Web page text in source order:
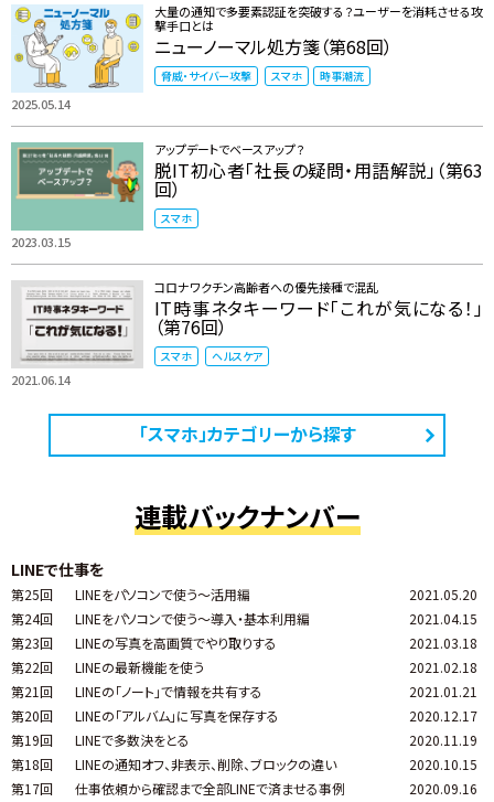
2025.05.14
大量の通知で多要素認証を突破する？ユーザーを消耗させる攻
撃手口とは
ニューノーマル処方箋（第68回）
脅威・サイバー攻撃 スマホ 時事潮流
2023.03.15
アップデートでベースアップ？
脱IT初心者「社長の疑問・用語解説」（第63
回）
スマホ
2021.06.14
コロナワクチン高齢者への優先接種で混乱
IT時事ネタキーワード「これが気になる！」
（第76回）
スマホ ヘルスケア
「スマホ」カテゴリーから探す
連載バックナンバー
LINEで仕事を
第25回 LINEをパソコンで使う～活用編
2021.05.20
第24回
LINEをパソコンで使う～導入・基本利用編
2021.04.15
第23回
LINEの写真を高画質でやり取りする
2021.03.18
第22回
LINEの最新機能を使う
2021.02.18
第21回
LINEの「ノート」で情報を共有する
2021.01.21
第20回
LINEの「アルバム」に写真を保存する
2020.12.17
第19回
LINEで多数決をとる
2020.11.19
第18回
LINEの通知オフ、非表示、削除、ブロックの違い
2020.10.15
第17回
仕事依頼から確認まで全部LINEで済ませる事例
2020.09.16